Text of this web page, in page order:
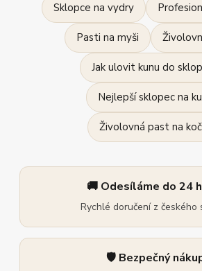
Sklopce na vydry
Pasti na myši
Jak ulovit kunu do
Nejlepší sklopec na
Živolovná past na
🚚 Odesíláme do 24
Rychlé doručení z českého
🛡️ Bezpečný